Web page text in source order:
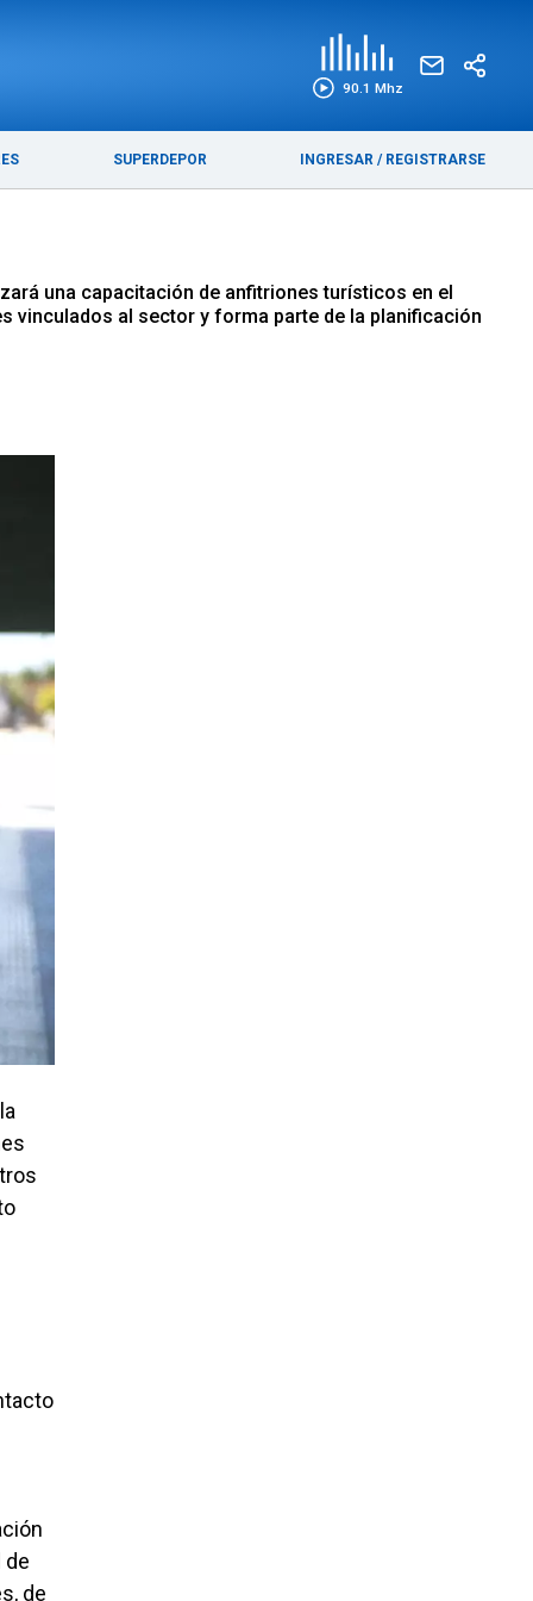
90.1 Mhz
SUPERDEPOR INGRESAR / REGISTRARSE
una capacitación de anfitriones turísticos en el
vinculados al sector y forma parte de la planificación
de
de